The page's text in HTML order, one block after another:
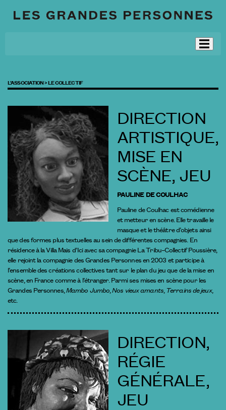
L’ASSOCIATION >LE COLLECTIF
DIRECTION
ARTISTIQUE,
MISE EN
SCÈNE, JEU
PAULINE DE COULHAC
Pauline de Coulhac est comédienne
et metteur en scène. Elle travaille le
masque et le théâtre d’objets ainsi
que des formes plus textuelles au sein de différentes compagnies. En
résidence à la Villa Mais d’Ici avec sa compagnie La Tribu–Collectif Poussière,
elle rejoint la compagnie des Grandes Personnes en 2003 et participe à
l’ensemble des créations collectives tant sur le plan du jeu que de la mise en
scène, en France comme à l’étranger. Parmi ses mises en scène pour les
Grandes Personnes,Mambo Jumbo,Nos vieux amants, Terrains de jeux,
etc.
DIRECTION,
RÉGIE
GÉNÉRALE,
JEU